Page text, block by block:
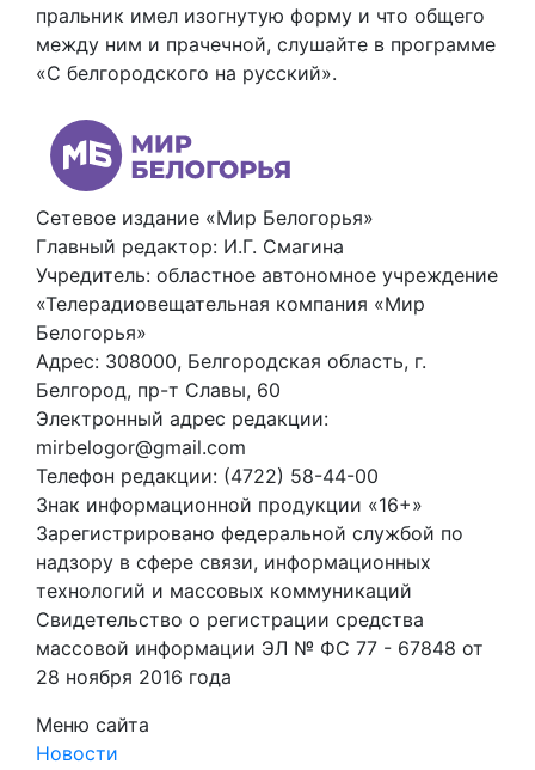
пральник имел изогнутую форму и что общего
между ним и прачечной, слушайте в программе
«С белгородского на русский».
Сетевое издание «Мир Белогорья»
Главный редактор: И.Г. Смагина
Учредитель: областное автономное учреждение
«Телерадиовещательная компания «Мир
Белогорья»
Адрес: 308000, Белгородская область, г.
Белгород, пр-т Славы, 60
Электронный адрес редакции:
mirbelogor@gmail.com
Телефон редакции: (4722) 58-44-00
Знак информационной продукции «16+»
Зарегистрировано федеральной службой по
надзору в сфере связи, информационных
технологий и массовых коммуникаций
Свидетельство о регистрации средства
массовой информации ЭЛ № ФС 77 - 67848 от
28 ноября 2016 года
Меню сайта
Новости